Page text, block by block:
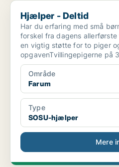
Hjælper - Deltid
Hjælper - Deltid
Har du erfaring med små
forskel fra dagens
en vigtig støtte for to piger
opgavenTvillingepigerne på
Område
Farum
Type
SOSU-hjælper
Mere